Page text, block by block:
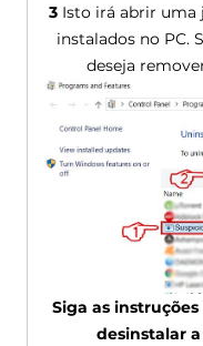
3Isto irá abrir uma
instalados no PC.
deseja
Siga as
desinstalar